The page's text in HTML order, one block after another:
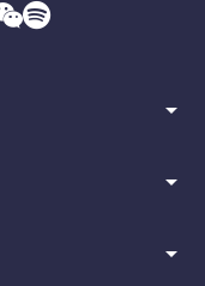
arrow_drop_down
arrow_drop_down
arrow_drop_down